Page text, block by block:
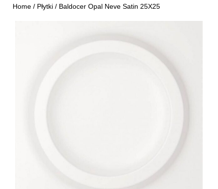
25X25
Home / Płytki / Baldocer Opal Neve Satin 25X25